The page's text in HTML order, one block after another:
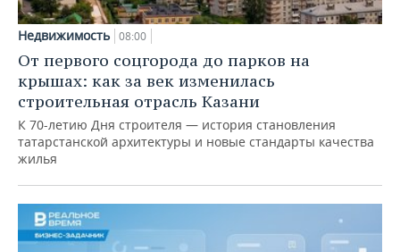
Недвижимость 08:00
От первого соцгорода до парков на
крышах: как за век изменилась
строительная отрасль Казани
К 70-летию Дня строителя — история становления
татарстанской архитектуры и новые стандарты качества
жилья